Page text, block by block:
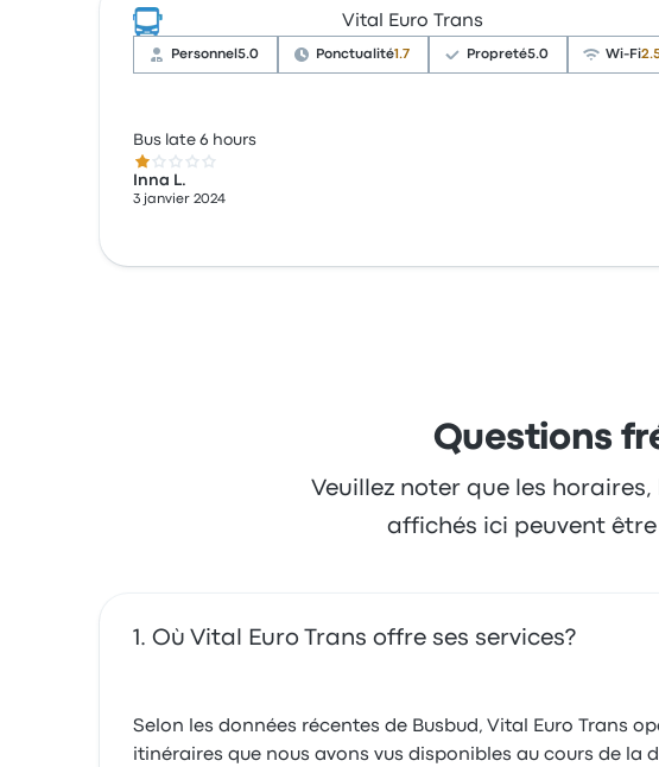
Vital Euro Trans
Personnel 5.0 Ponctualité1.7 Propreté5.0 Wi-Fi
Bus late 6 hours
1.0 sur 5 étoiles
Inna L.
3 janvier 2024
Questions
Veuillez noter que les
affichés ici peuvent
Où Vital Euro Trans offre ses services?
Selon les données récentes de Busbud, Vital Euro Trans
itinéraires que nous avons vus disponibles au cours de la